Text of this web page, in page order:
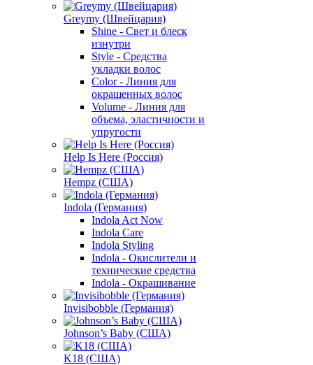
Greymy (Швейцария)
Shine - Свет и блеск
изнутри
Style - Средства
укладки волос
Color - Линия для
окрашенных волос
Volume - Линия для
объема, эластичности и
упругости
Help Is Here (Россия)
Hempz (США)
Indola (Германия)
Indola Act Now
Indola Care
Indola Styling
Indola - Окислители и
технические средства
Indola - Окрашивание
Invisibobble (Германия)
Johnson’s Baby (США)
K18 (США)